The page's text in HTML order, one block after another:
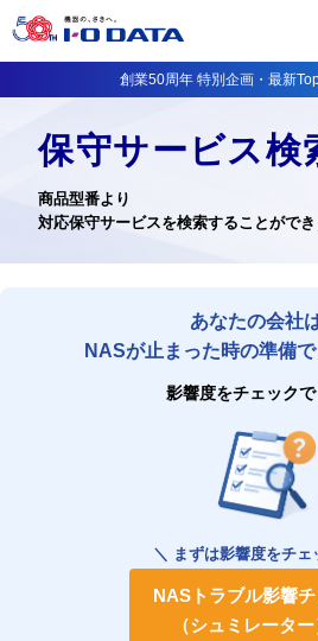
創業50周年 特別企画・最新
保守サービス検
商品型番より
対応保守サービスを検索することができ
あなたの会社は
NASが止まった時の準備
影響度をチェック
＼ まずは影響度をチェ
NASトラブル影響チ
（シュミレータ